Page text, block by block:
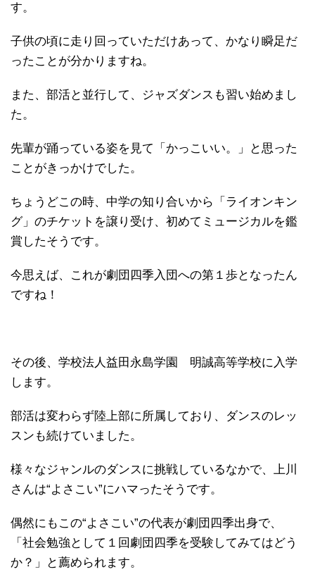
す。
子供の頃に走り回っていただけあって、かなり瞬足だ
ったことが分かりますね。
また、部活と並行して、ジャズダンスも習い始めまし
た。
先輩が踊っている姿を見て「かっこいい。」と思った
ことがきっかけでした。
ちょうどこの時、中学の知り合いから「ライオンキン
グ」のチケットを譲り受け、初めてミュージカルを鑑
賞したそうです。
今思えば、これが劇団四季入団への第１歩となったん
ですね！
その後、学校法人益田永島学園 明誠高等学校に入学
します。
部活は変わらず陸上部に所属しており、ダンスのレッ
スンも続けていました。
様々なジャンルのダンスに挑戦しているなかで、上川
さんは“よさこい”にハマったそうです。
偶然にもこの“よさこい”の代表が劇団四季出身で、
「社会勉強として１回劇団四季を受験してみてはどう
か？」と薦められます。